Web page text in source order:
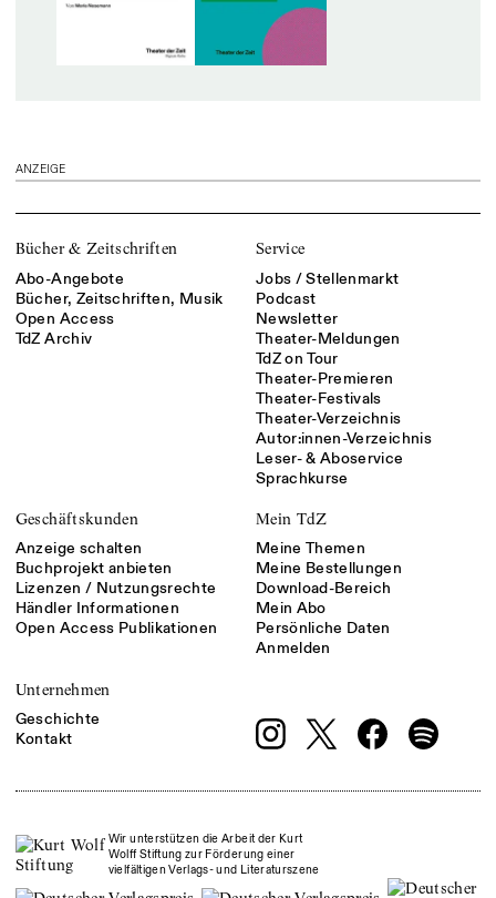
ANZEIGE
Bücher & Zeitschriften
Abo-Angebote
Bücher, Zeitschriften, Musik
Open Access
TdZ Archiv
Service
Jobs / Stellenmarkt
Podcast
Newsletter
Theater-Meldungen
TdZ on Tour
Theater-Premieren
Theater-Festivals
Theater-Verzeichnis
Autor:innen-Verzeichnis
Leser- & Aboservice
Sprachkurse
Geschäftskunden
Anzeige schalten
Buchprojekt anbieten
Lizenzen / Nutzungsrechte
Händler Informationen
Open Access Publikationen
Mein TdZ
Meine Themen
Meine Bestellungen
Download-Bereich
Mein Abo
Persönliche Daten
Anmelden
Unternehmen
Geschichte
Kontakt
Wir unterstützen die Arbeit der Kurt
Wolff Stiftung zur Förderung einer
vielfältigen Verlags- und Literaturszene